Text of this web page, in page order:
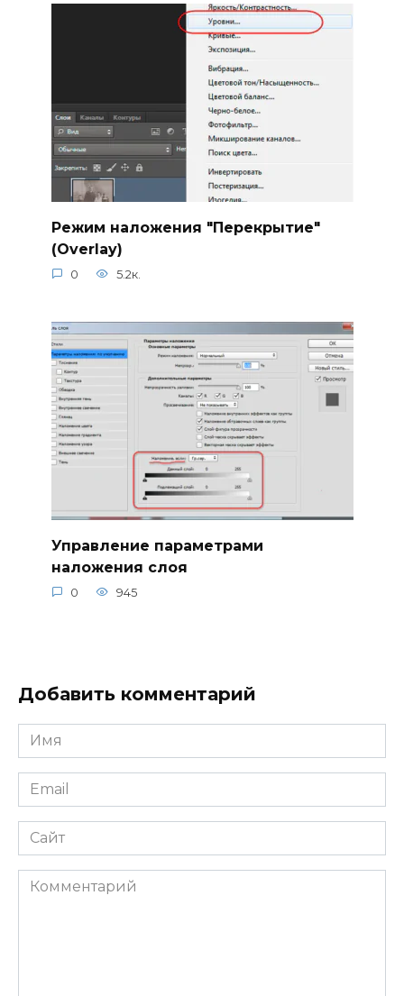
Режим наложения "Перекрытие"
(Overlay)
0 5.2к.
Управление параметрами
наложения слоя
0 945
Добавить комментарий
Имя
*
Email
*
Сайт
Комментарий